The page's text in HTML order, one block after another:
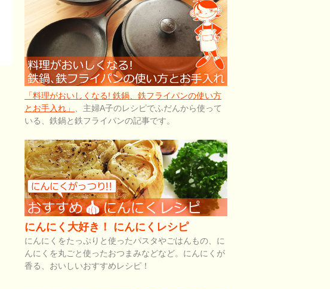
「料理がおいしくなる! 鉄鍋、鉄フライパンの使い方
とお手入れ」
、主婦A子のレシピでふだんから使って
いる、鉄鍋と鉄フライパンの記事です。
にんにく大好き！ にんにくレシピ
にんにくをたっぷりと使ったパスタやごはんもの、に
んにくを丸ごと使ったおつまみなどなど。にんにくが
香る、おいしいおすすめレシピ！